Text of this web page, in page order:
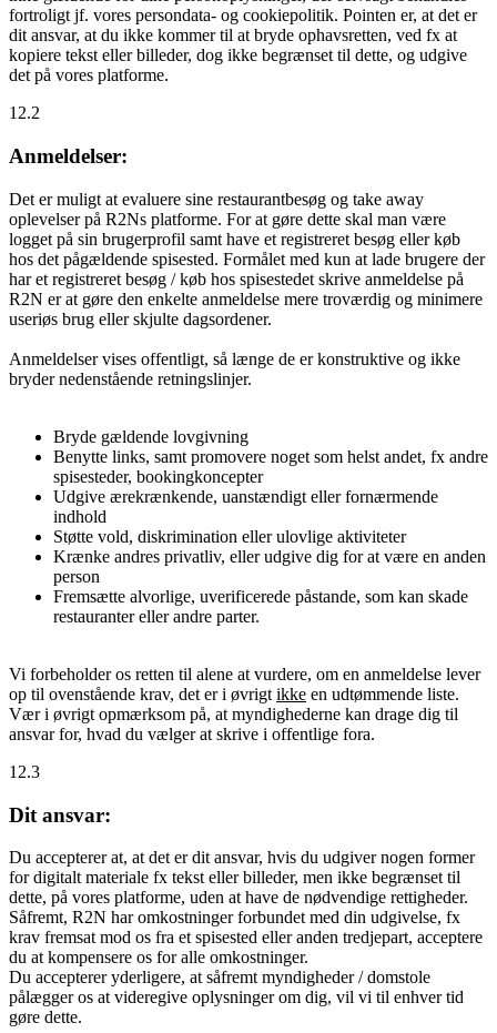
fortroligt jf. vores persondata- og cookiepolitik. Pointen er, at det er
dit ansvar, at du ikke kommer til at bryde ophavsretten, ved fx at
kopiere tekst eller billeder, dog ikke begrænset til dette, og udgive
det på vores platforme.
12.2
Anmeldelser:
Det er muligt at evaluere sine restaurantbesøg og take away
oplevelser på R2Ns platforme. For at gøre dette skal man være
logget på sin brugerprofil samt have et registreret besøg eller køb
hos det pågældende spisested. Formålet med kun at lade brugere der
har et registreret besøg / køb hos spisestedet skrive anmeldelse på
R2N er at gøre den enkelte anmeldelse mere troværdig og minimere
useriøs brug eller skjulte dagsordener.
Anmeldelser vises offentligt, så længe de er konstruktive og ikke
bryder nedenstående retningslinjer.
Bryde gældende lovgivning
Benytte links, samt promovere noget som helst andet, fx andre
spisesteder, bookingkoncepter
Udgive ærekrænkende, uanstændigt eller fornærmende
indhold
Støtte vold, diskrimination eller ulovlige aktiviteter
Krænke andres privatliv, eller udgive dig for at være en anden
person
Fremsætte alvorlige, uverificerede påstande, som kan skade
restauranter eller andre parter.
Vi forbeholder os retten til alene at vurdere, om en anmeldelse lever
op til ovenstående krav, det er i øvrigt ikke en udtømmende liste.
Vær i øvrigt opmærksom på, at myndighederne kan drage dig til
ansvar for, hvad du vælger at skrive i offentlige fora.
12.3
Dit ansvar:
Du accepterer at, at det er dit ansvar, hvis du udgiver nogen former
for digitalt materiale fx tekst eller billeder, men ikke begrænset til
dette, på vores platforme, uden at have de nødvendige rettigheder.
Såfremt, R2N har omkostninger forbundet med din udgivelse, fx
krav fremsat mod os fra et spisested eller anden tredjepart, acceptere
du at kompensere os for alle omkostninger.
Du accepterer yderligere, at såfremt myndigheder / domstole
pålægger os at videregive oplysninger om dig, vil vi til enhver tid
gøre dette.